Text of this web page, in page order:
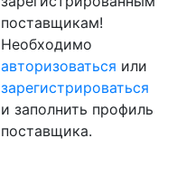
поставщикам!
Необходимо
авторизоваться или
зарегистрироваться
и заполнить профиль
поставщика.